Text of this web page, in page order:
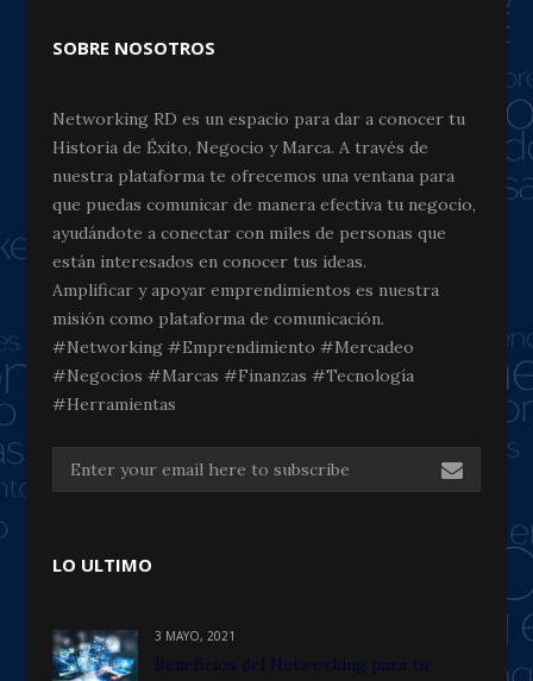
SOBRE NOSOTROS
Networking RD es un espacio para dar a conocer tu
Historia de Éxito, Negocio y Marca. A través de
nuestra plataforma te ofrecemos una ventana para
que puedas comunicar de manera efectiva tu negocio,
ayudándote a conectar con miles de personas que
están interesados en conocer tus ideas.
Amplificar y apoyar emprendimientos es nuestra
misión como plataforma de comunicación.
#Networking #Emprendimiento #Mercadeo
#Negocios #Marcas #Finanzas #Tecnología
#Herramientas
LO ULTIMO
3 MAYO, 2021
Beneficios del Networking para tu